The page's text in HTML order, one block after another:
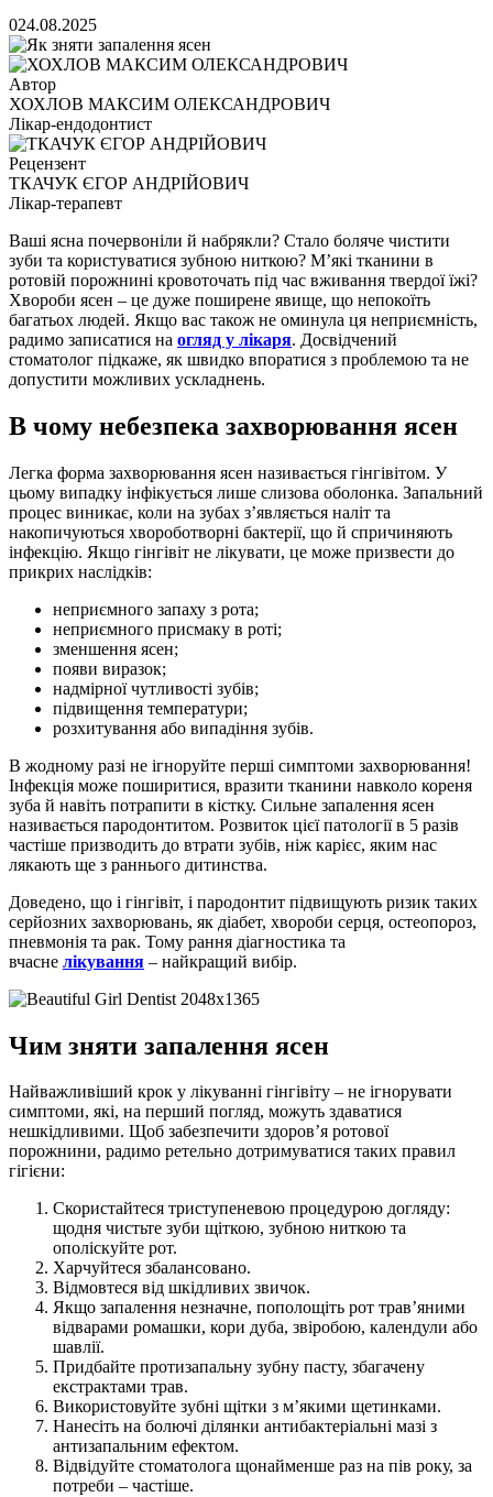
024.08.2025
Автор
ХОХЛОВ МАКСИМ ОЛЕКСАНДРОВИЧ
Лікар-ендодонтист
Рецензент
ТКАЧУК ЄГОР АНДРІЙОВИЧ
Лікар-терапевт
Ваші ясна почервоніли й набрякли? Стало боляче чистити
зуби та користуватися зубною ниткою? М’які тканини в
ротовій порожнині кровоточать під час вживання твердої їжі?
Хвороби ясен – це дуже поширене явище, що непокоїть
багатьох людей. Якщо вас також не оминула ця неприємність,
радимо записатися на огляд у лікаря. Досвідчений
стоматолог підкаже, як швидко впоратися з проблемою та не
допустити можливих ускладнень.
В чому небезпека захворювання ясен
Легка форма захворювання ясен називається гінгівітом. У
цьому випадку інфікується лише слизова оболонка. Запальний
процес виникає, коли на зубах з’являється наліт та
накопичуються хвороботворні бактерії, що й спричиняють
інфекцію. Якщо гінгівіт не лікувати, це може призвести до
прикрих наслідків:
неприємного запаху з рота;
неприємного присмаку в роті;
зменшення ясен;
появи виразок;
надмірної чутливості зубів;
підвищення температури;
розхитування або випадіння зубів.
В жодному разі не ігноруйте перші симптоми захворювання!
Інфекція може поширитися, вразити тканини навколо кореня
зуба й навіть потрапити в кістку. Сильне запалення ясен
називається пародонтитом. Розвиток цієї патології в 5 разів
частіше призводить до втрати зубів, ніж карієс, яким нас
лякають ще з раннього дитинства.
Доведено, що і гінгівіт, і пародонтит підвищують ризик таких
серйозних захворювань, як діабет, хвороби серця, остеопороз,
пневмонія та рак. Тому рання діагностика та
вчасне лікування – найкращий вибір.
Чим зняти запалення ясен
Найважливіший крок у лікуванні гінгівіту – не ігнорувати
симптоми, які, на перший погляд, можуть здаватися
нешкідливими. Щоб забезпечити здоров’я ротової
порожнини, радимо ретельно дотримуватися таких правил
гігієни:
Скористайтеся триступеневою процедурою догляду:
щодня чистьте зуби щіткою, зубною ниткою та
ополіскуйте рот.
Харчуйтеся збалансовано.
Відмовтеся від шкідливих звичок.
Якщо запалення незначне, пополощіть рот трав’яними
відварами ромашки, кори дуба, звіробою, календули або
шавлії.
Придбайте протизапальну зубну пасту, збагачену
екстрактами трав.
Використовуйте зубні щітки з м’якими щетинками.
Нанесіть на болючі ділянки антибактеріальні мазі з
антизапальним ефектом.
Відвідуйте стоматолога щонайменше раз на пів року, за
потреби – частіше.